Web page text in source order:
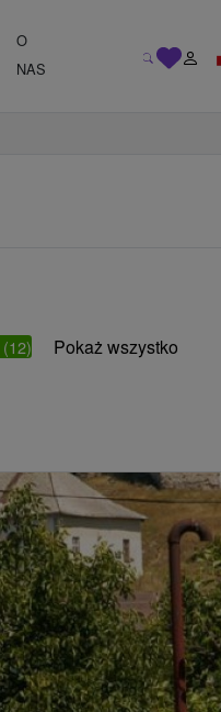
O
NAS
(12) Pokaż wszystko